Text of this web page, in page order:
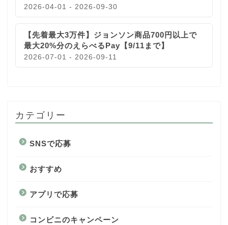
2026-04-01 - 2026-09-30
【先着最大3万件】ジョンソン商品700円以上で
最大20%分のえらべるPay【9/11まで】
2026-07-01 - 2026-09-11
カテゴリー
SNSで応募
おすすめ
アプリで応募
コンビニのキャンペーン